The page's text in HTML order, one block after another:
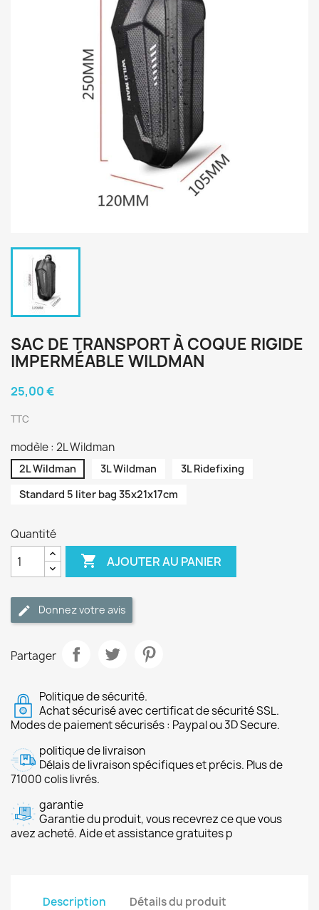
SAC DE TRANSPORT À COQUE RIGIDE
IMPERMÉABLE WILDMAN
25,00 €
TTC
modèle : 2L Wildman
2L Wildman 3L Wildman
3L Ridefixing
Standard 5 liter bag 35x21x17cm
Quantité
 AJOUTER AU PANIER
Donnez votre avis
Partager
Politique de sécurité.
Achat sécurisé avec certificat de sécurité SSL.
Modes de paiement sécurisés : Paypal ou 3D Secure.
politique de livraison
Délais de livraison spécifiques et précis. Plus de
71000 colis livrés.
garantie
Garantie du produit, vous recevrez ce que vous
avez acheté. Aide et assistance gratuites p
Description Détails du produit